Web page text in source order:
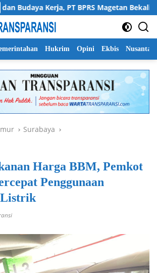
Kerja, PT BPRS Magetan Bekali Staf
Hukrim Opini Ekbis Nusantara
Surabaya
Harga BBM, Pemkot
Penggunaan
Listrik